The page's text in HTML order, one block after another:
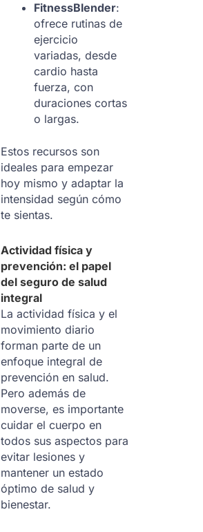
FitnessBlender:
ofrece rutinas de
ejercicio
variadas, desde
cardio hasta
fuerza, con
duraciones cortas
o largas.
Estos recursos son
ideales para empezar
hoy mismo y adaptar la
intensidad según cómo
te sientas.
Actividad física y
prevención: el papel
del seguro de salud
integral
La actividad física y el
movimiento diario
forman parte de un
enfoque integral de
prevención en salud.
Pero además de
moverse, es importante
cuidar el cuerpo en
todos sus aspectos para
evitar lesiones y
mantener un estado
óptimo de salud y
bienestar.